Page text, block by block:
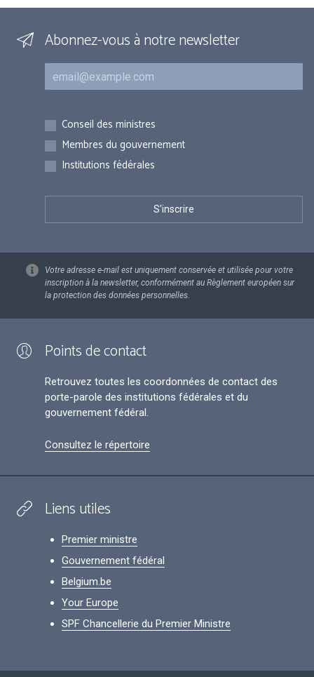
Abonnez-vous à notre newsletter
Courriel
Inscriptions
Conseil des ministres
Membres du gouvernement
Institutions fédérales
Votre adresse e-mail est uniquement conservée et utilisée pour votre
inscription à la newsletter, conformément au Règlement européen sur
la protection des données personnelles.
Points de contact
Retrouvez toutes les coordonnées de contact des
porte-parole des institutions fédérales et du
gouvernement fédéral.
Consultez le répertoire
Liens utiles
Premier ministre
Gouvernement fédéral
Belgium.be
Your Europe
SPF Chancellerie du Premier Ministre